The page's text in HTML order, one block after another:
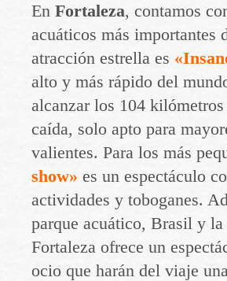
En Fortaleza, contamos
acuáticos más importantes
atracción estrella es
alto y más rápido del
alcanzar los 104
caída, solo apto para
valientes. Para los más
show» es un espectáculo
actividades y toboganes.
parque acuático, Brasil y
Fortaleza ofrece un
ocio que harán del viaje